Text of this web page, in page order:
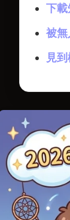
下載
被無
見